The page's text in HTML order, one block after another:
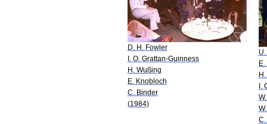
D. H. Fowler
I. O. Grattan-Guinness
H. Wußing
E. Knobloch
C. Binder
(1984)
I.